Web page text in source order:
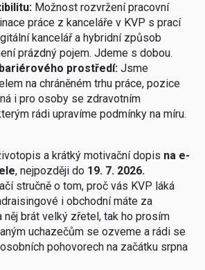
Možnost rozvržení pracovní
práce z kanceláře v KVP s prací
kancelář a hybridní způsob
prázdný pojem. Jdeme s dobou.
prostředí:Jsme
na chráněném trhu práce, pozice
i pro osoby se zdravotním
rádi upravíme podmínky na míru.
a krátký motivační dopis na e-
, nejpozději do 19. 7. 2026.
stručně o tom, proč vás KVP láká
i obchodní máte za
něj brát velký zřetel, tak ho prosím
uchazečům se ozveme a rádi se
pohovorech na začátku srpna